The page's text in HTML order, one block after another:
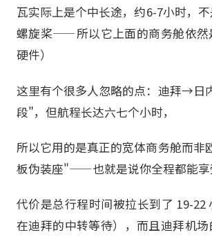
瓦实际上是个中长途，约6-7小时，
螺旋桨——所以它上面的商务舱依然
硬件）
这里有个很多人忽略的点：迪拜→日
段"，但航程长达六七个小时，
所以它用的是真正的宽体商务舱而非
板伪装座"——也就是说你全程都能享
代价是总行程时间被拉长到了 19-22
在迪拜的中转等待），而且迪拜机